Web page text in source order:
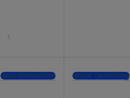
Geluidskwaliteit Noise cancelling